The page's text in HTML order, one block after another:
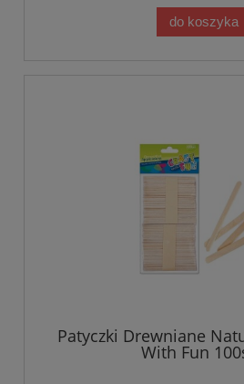
do koszyka
Patyczki Drewniane
With Fun